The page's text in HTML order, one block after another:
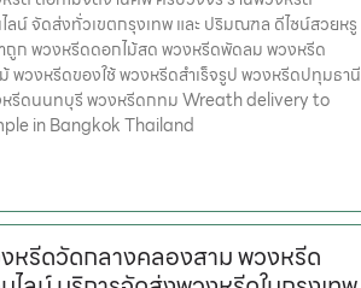
ลน์ จัดส่งทั่วเขตกรุงเทพ และ ปริมณฑล ดีไซน์สวยหรู
ถูก พวงหรีดดอกไม้สด พวงหรีดพัดลม พวงหรีด
พวงหรีดของใช้ พวงหรีดสำเร็จรูป พวงหรีดปทุมธานี
รีดนนทบุรี พวงหรีดกทม Wreath delivery to
in Bangkok Thailand
หรีดวัดกลางคลองสาม พวงหรีด